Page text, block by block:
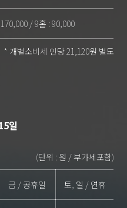
/ 9홀 : 90,000
* 개별소비세 인당 21,120원 별도
일
(단위 : 원 / 부가세포함)
금 / 공휴일 토, 일 / 연휴